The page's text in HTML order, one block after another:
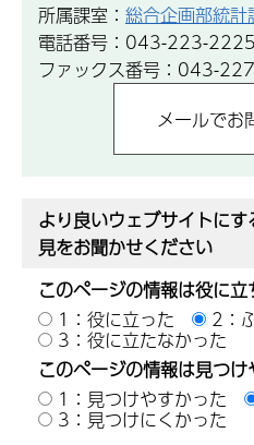
所属課室： 総合企画部統計
電話番号：043-223-2225
ファックス番号：043-
より良いウェブサイトに
見をお聞かせください
このページの情報は役に立
1：役に立った
2：
3：役に立たなかった
このページの情報は見つ
1：見つけやすかった
3：見つけにくかった